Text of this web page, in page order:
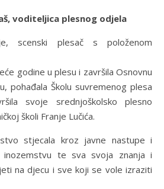
voditeljica plesnog odjela
scenski plesač s položenom
godine u plesu i završila Osnovnu
pohađala Školu suvremenog plesa
svoje srednjoškolsko plesno
školi Franje Lučića.
stjecala kroz javne nastupe i
te sva svoja znanja i
na djecu i sve koji se vole izraziti